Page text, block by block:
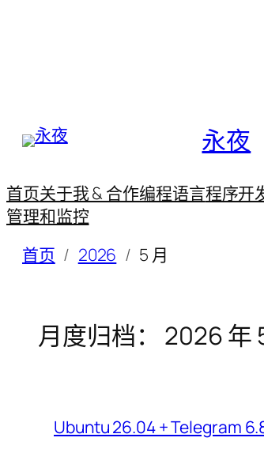
永夜
首页关于我 & 合作编程语言程序开
管理和监控
首页
2026 5 月
月度归档： 2026 年
Ubuntu 26.04 + Telegram